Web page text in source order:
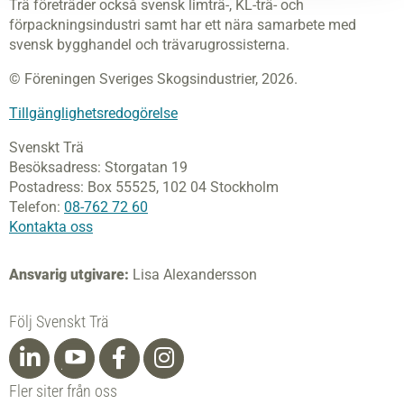
Trä företräder också svensk limträ-, KL-trä- och
förpackningsindustri samt har ett nära samarbete med
svensk bygghandel och trävarugrossisterna.
© Föreningen Sveriges Skogsindustrier, 2026.
Tillgänglighetsredogörelse
Svenskt Trä
Besöksadress: Storgatan 19
Postadress: Box 55525, 102 04 Stockholm
Telefon: 08-762 72 60
Kontakta oss
Ansvarig utgivare: Lisa Alexandersson
Följ Svenskt Trä
Fler siter från oss